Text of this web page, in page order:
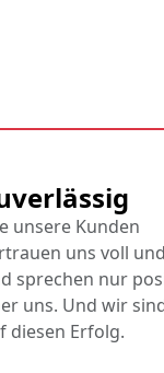
unsere Kunden
uns voll
sprechen nur
uns. Und wir
diesen Erfolg.